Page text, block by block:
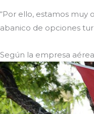
“Por ello, estamos muy
abanico de opciones
Según la empresa